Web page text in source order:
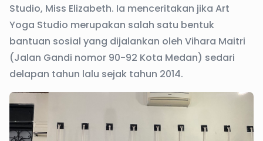
Studio, Miss Elizabeth. Ia menceritakan jika Art
Yoga Studio merupakan salah satu bentuk
bantuan sosial yang dijalankan oleh Vihara Maitri
(Jalan Gandi nomor 90-92 Kota Medan) sedari
delapan tahun lalu sejak tahun 2014.